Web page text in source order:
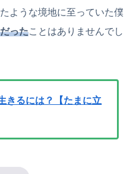
ような境地に至っていた僕
ったことはありませんでし
きるには？【たまに立